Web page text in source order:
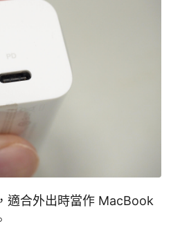
適合外出時當作 MacBook